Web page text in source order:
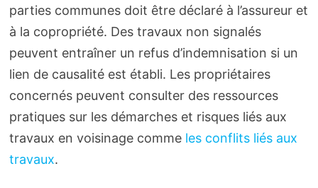
parties communes doit être déclaré à l’assureur et
à la copropriété. Des travaux non signalés
peuvent entraîner un refus d’indemnisation si un
lien de causalité est établi. Les propriétaires
concernés peuvent consulter des ressources
pratiques sur les démarches et risques liés aux
travaux en voisinage comme les conflits liés aux
travaux.